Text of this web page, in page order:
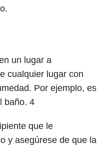
un lugar a
cualquier lugar con
Por ejemplo, es
baño. 4
que le
y asegúrese de que la